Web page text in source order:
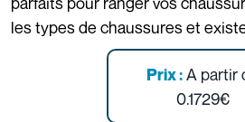
les types de chaussures et
Prix :A partir
0.1729€